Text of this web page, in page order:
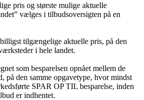
pris og største mulige aktuelle
vælges i tilbudsoversigten på en
tilgængelige aktuelle pris, på den
i hele landet.
som besparelsen opnået mellem de
på den samme opgavetype, hvor mindst
SPAR OP TIL besparelse, inden
er indhentet.